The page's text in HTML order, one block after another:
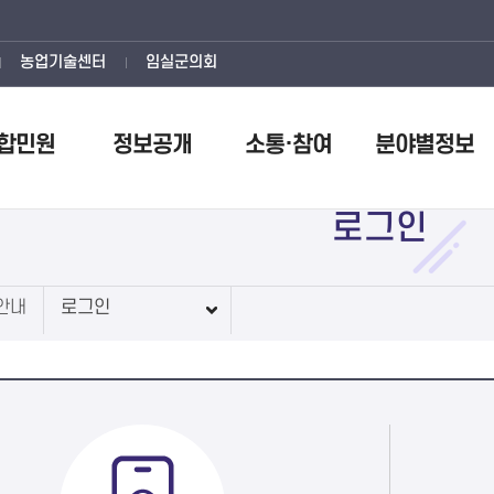
농업기술센터 임실군의회
민원 정보공개 소통·참여 분야별정보
로그인
내 로그인